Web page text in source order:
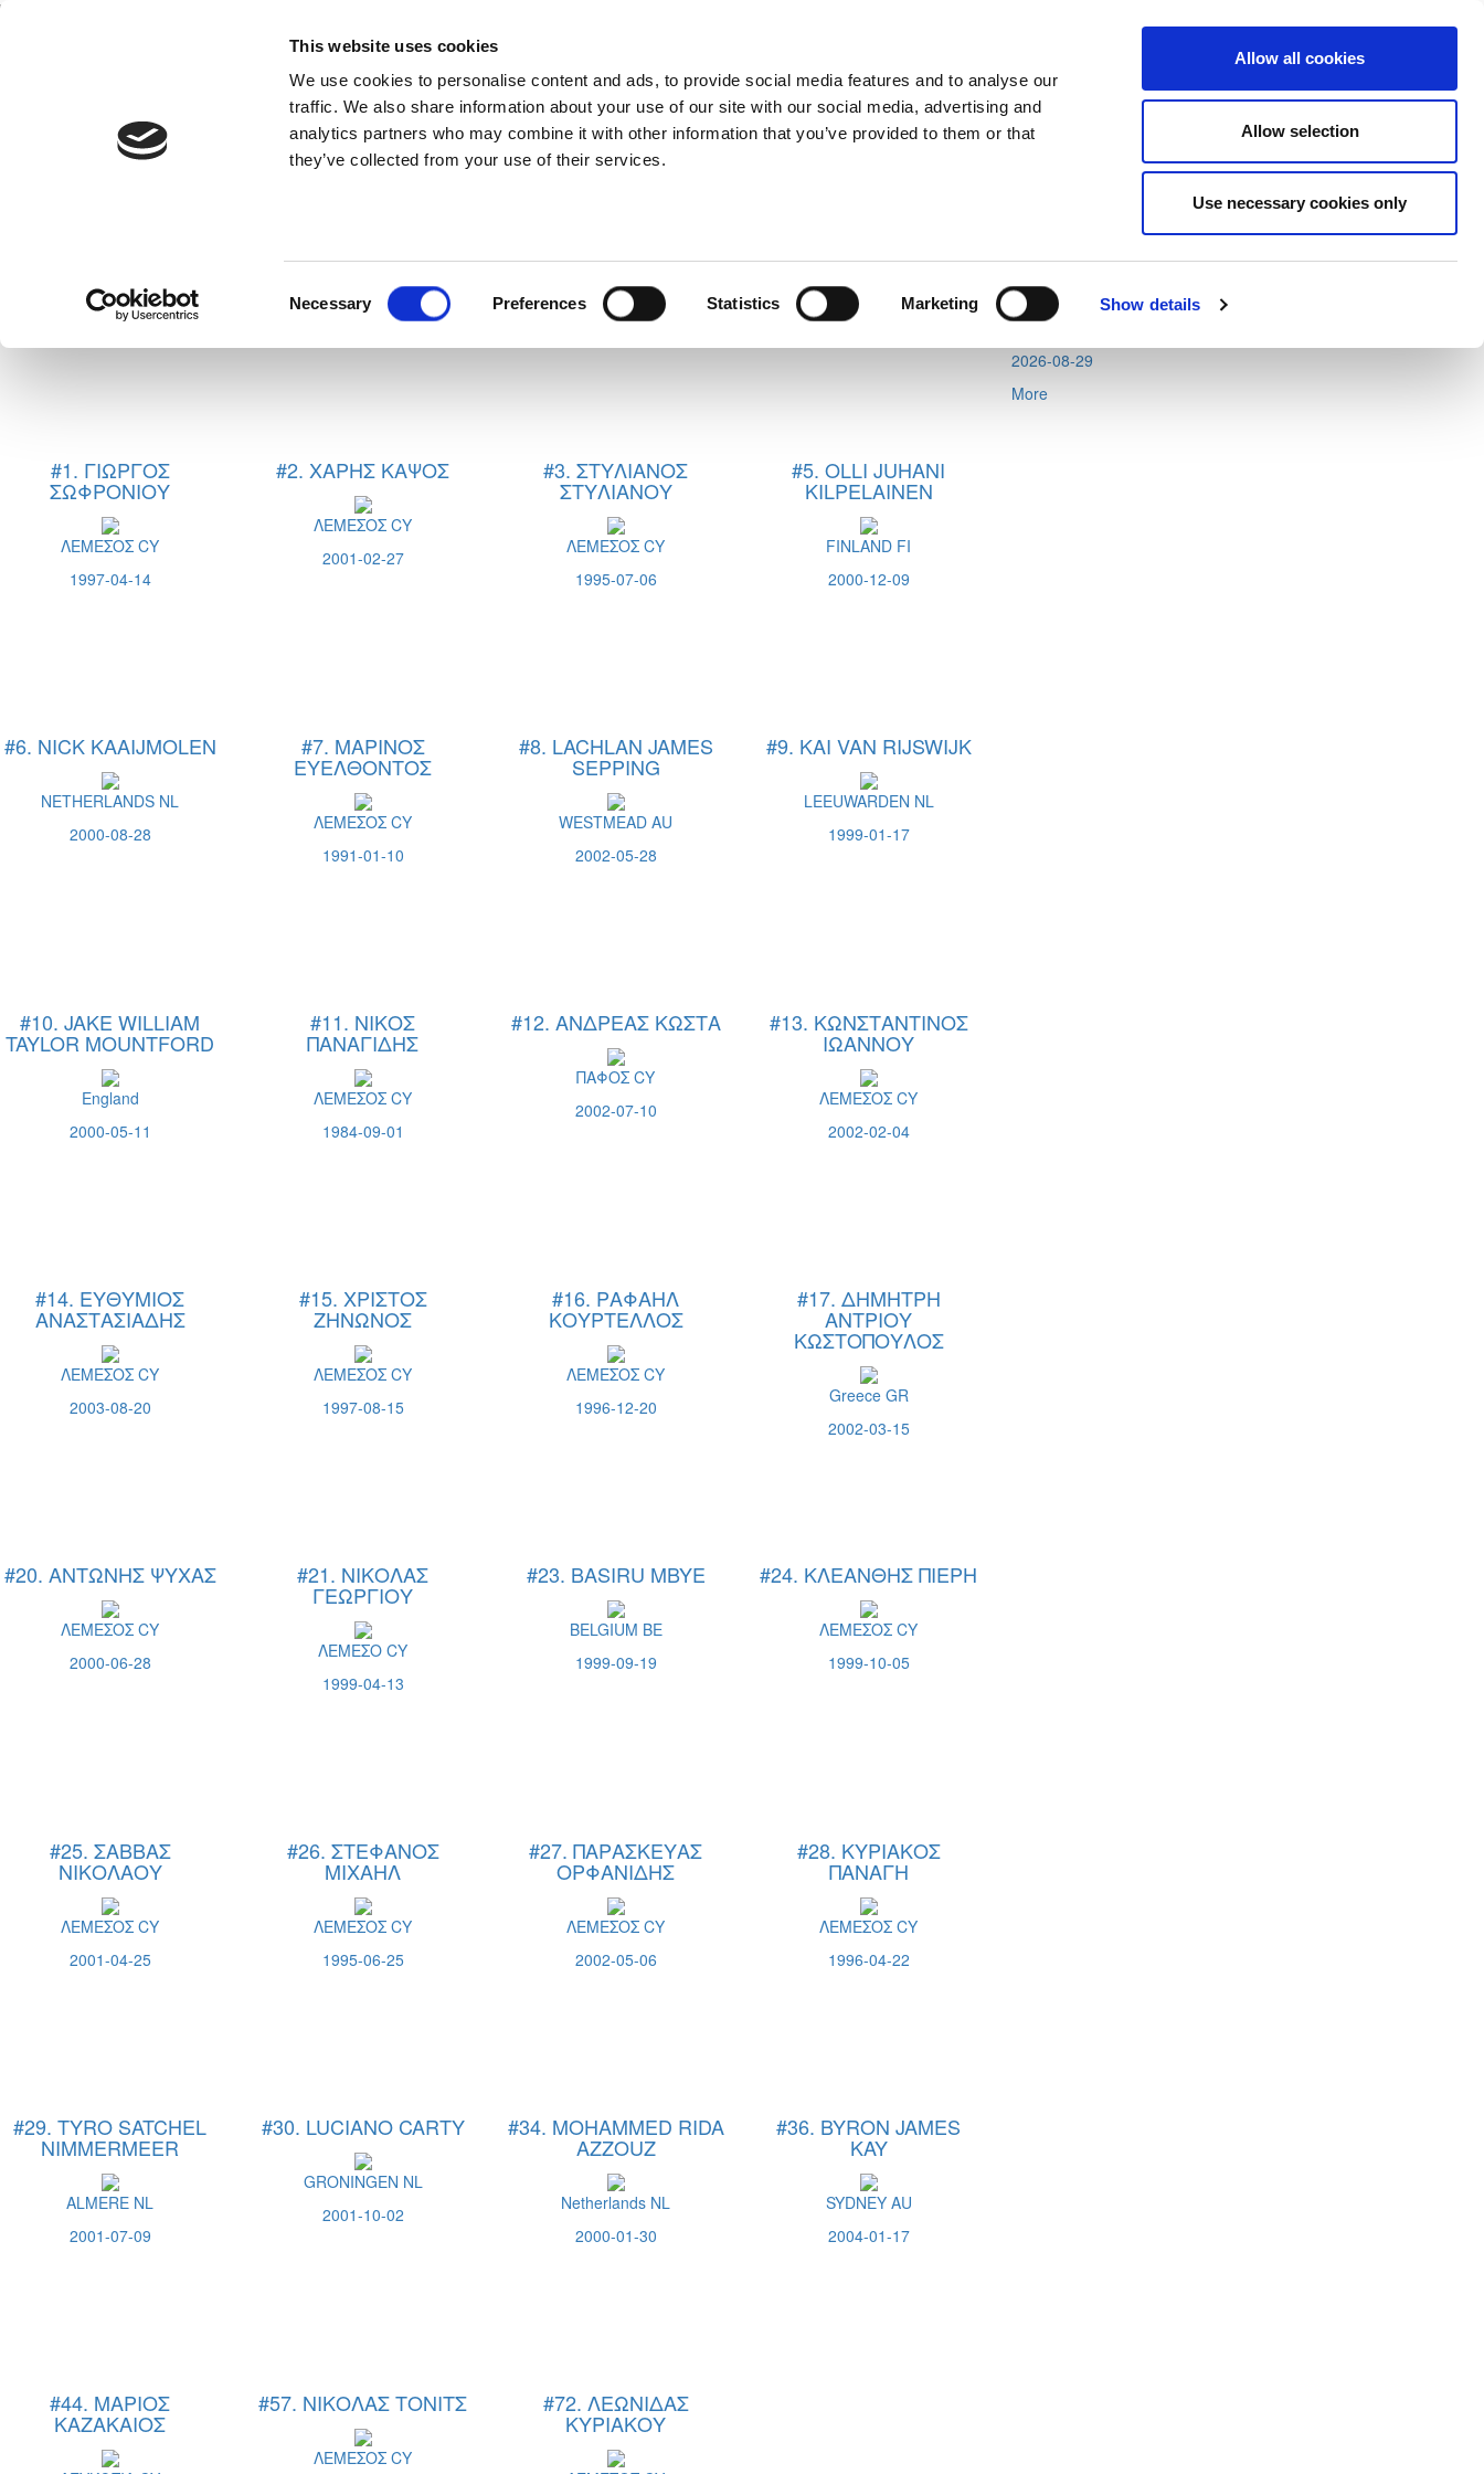
This website uses cookies
We use cookies to personalise content and ads, to provide social media features and to analyse our
traffic. We also share information about your use of our site with our social media, advertising and
analytics partners who may combine it with other information that you’ve provided to them or that
they’ve collected from your use of their services.
Necessary Preferences Statistics Marketing Show details
Allow all cookies
Allow selection
Use necessary cookies only
Competitions
#1. ΓΙΩΡΓΟΣ
ΣΩΦΡΟΝΙΟΥ
ΛΕΜΕΣΟΣ CY
1997-04-14
#2. ΧΑΡΗΣ ΚΑΨΟΣ
ΛΕΜΕΣΟΣ CY
2001-02-27
#3. ΣΤΥΛΙΑΝΟΣ
ΣΤΥΛΙΑΝΟΥ
ΛΕΜΕΣΟΣ CY
1995-07-06
#5. OLLI JUHANI
KILPELAINEN
FINLAND FI
2000-12-09
#6. NICK KAAIJMOLEN
NETHERLANDS NL
2000-08-28
#7. ΜΑΡΙΝΟΣ
ΕΥΕΛΘΟΝΤΟΣ
ΛΕΜΕΣΟΣ CY
1991-01-10
#8. LACHLAN JAMES
SEPPING
WESTMEAD AU
2002-05-28
#9. KAI VAN RIJSWIJK
LEEUWARDEN NL
1999-01-17
#10. JAKE WILLIAM
TAYLOR MOUNTFORD
England
2000-05-11
#11. ΝΙΚΟΣ
ΠΑΝΑΓΙΔΗΣ
ΛΕΜΕΣΟΣ CY
1984-09-01
#12. ΑΝΔΡΕΑΣ ΚΩΣΤΑ
ΠΑΦΟΣ CY
2002-07-10
#13. ΚΩΝΣΤΑΝΤΙΝΟΣ
ΙΩΑΝΝΟΥ
ΛΕΜΕΣΟΣ CY
2002-02-04
#14. ΕΥΘΥΜΙΟΣ
ΑΝΑΣΤΑΣΙΑΔΗΣ
ΛΕΜΕΣΟΣ CY
2003-08-20
#15. ΧΡΙΣΤΟΣ
ΖΗΝΩΝΟΣ
ΛΕΜΕΣΟΣ CY
1997-08-15
#16. ΡΑΦΑΗΛ
ΚΟΥΡΤΕΛΛΟΣ
ΛΕΜΕΣΟΣ CY
1996-12-20
#17. ΔΗΜΗΤΡΗ
ΑΝΤΡΙΟΥ
ΚΩΣΤΟΠΟΥΛΟΣ
Greece GR
2002-03-15
#20. ΑΝΤΩΝΗΣ ΨΥΧΑΣ
ΛΕΜΕΣΟΣ CY
2000-06-28
#21. ΝΙΚΟΛΑΣ
ΓΕΩΡΓΙΟΥ
ΛΕΜΕΣΟ CY
1999-04-13
#23. BASIRU MBYE
BELGIUM BE
1999-09-19
#24. ΚΛΕΑΝΘΗΣ ΠΙΕΡΗ
ΛΕΜΕΣΟΣ CY
1999-10-05
#25. ΣΑΒΒΑΣ
ΝΙΚΟΛΑΟΥ
ΛΕΜΕΣΟΣ CY
2001-04-25
#26. ΣΤΕΦΑΝΟΣ
ΜΙΧΑΗΛ
ΛΕΜΕΣΟΣ CY
1995-06-25
#27. ΠΑΡΑΣΚΕΥΑΣ
ΟΡΦΑΝΙΔΗΣ
ΛΕΜΕΣΟΣ CY
2002-05-06
#28. ΚΥΡΙΑΚΟΣ
ΠΑΝΑΓΗ
ΛΕΜΕΣΟΣ CY
1996-04-22
#29. TYRO SATCHEL
NIMMERMEER
ALMERE NL
2001-07-09
#30. LUCIANO CARTY
GRONINGEN NL
2001-10-02
#34. MOHAMMED RIDA
AZZOUZ
Netherlands NL
2000-01-30
#36. BYRON JAMES
KAY
SYDNEY AU
2004-01-17
#44. ΜΑΡΙΟΣ
ΚΑΖΑΚΑΙΟΣ
#57. ΝΙΚΟΛΑΣ ΤΟΝΙΤΣ
ΛΕΜΕΣΟΣ CY
#72. ΛΕΩΝΙΔΑΣ
ΚΥΡΙΑΚΟΥ
Tweets by CyprusFA
2026-08-11
2026-08-12
2026-08-13
2026-08-29
More